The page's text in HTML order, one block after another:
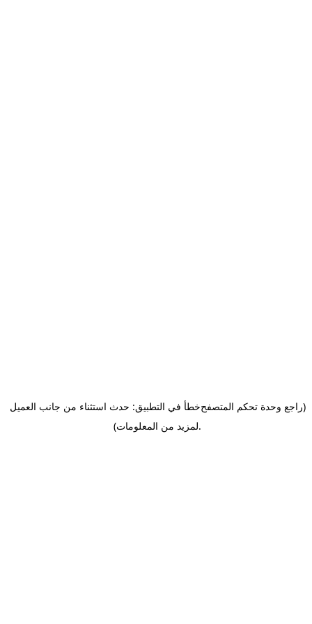
خطأ في التطبيق: حدث استثناء من جانب العميل(راجع وحدة تحكم المتصفح
لمزيد من المعلومات).